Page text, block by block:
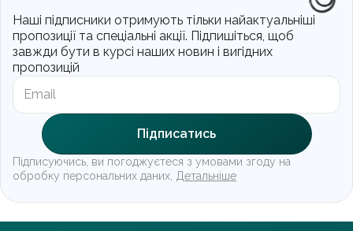
Наші підписники отримують тільки найактуальніші
пропозиції та спеціальні акції. Підпишіться, щоб
завжди бути в курсі наших новин і вигідних
пропозицій
Підписуючись, ви погоджуєтеся з умовами згоду на
обробку персональних даних, Детальніше
Підписатись